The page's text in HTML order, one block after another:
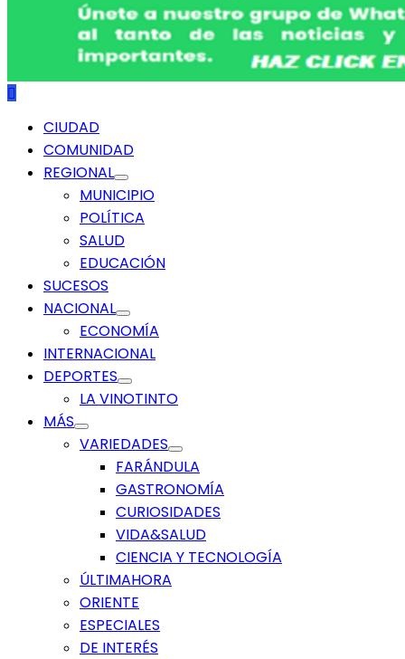
Menú
principal
CIUDAD
COMUNIDAD
REGIONAL
MUNICIPIO
POLÍTICA
SALUD
EDUCACIÓN
SUCESOS
NACIONAL
ECONOMÍA
INTERNACIONAL
DEPORTES
LA VINOTINTO
MÁS
VARIEDADES
FARÁNDULA
GASTRONOMÍA
CURIOSIDADES
VIDA&SALUD
CIENCIA Y TECNOLOGÍA
ÚLTIMAHORA
ORIENTE
ESPECIALES
DE INTERÉS